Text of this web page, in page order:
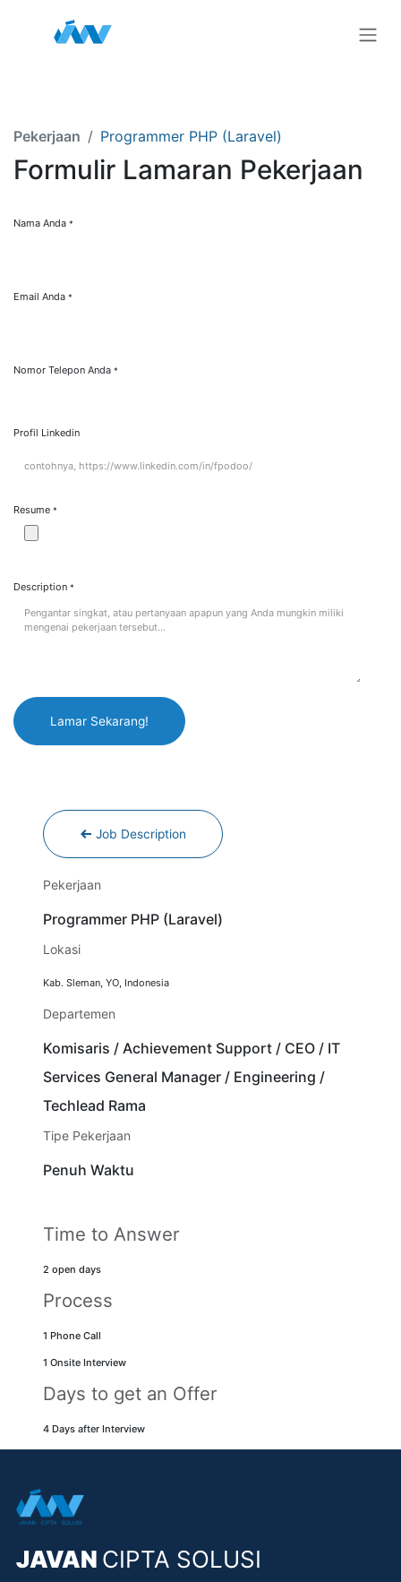
Pekerjaan Programmer PHP (Laravel)
Formulir Lamaran Pekerjaan
Nama Anda *
Email Anda *
Nomor Telepon Anda *
Profil Linkedin
Resume *
Description *
Lamar Sekarang!
Job Description
Pekerjaan
Programmer PHP (Laravel)
Lokasi
Kab. Sleman, YO, Indonesia
Departemen
Komisaris / Achievement Support / CEO / IT
Services General Manager / Engineering /
Techlead Rama
Tipe Pekerjaan
Penuh Waktu
Time to Answer
2 open days
Process
1 Phone Call
1 Onsite Interview
Days to get an Offer
4 Days after Interview
JAVAN CIPTA SOLUSI